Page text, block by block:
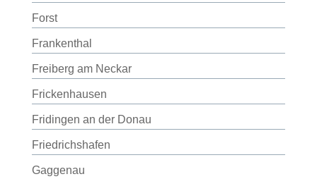
Forst
Frankenthal
Freiberg am Neckar
Frickenhausen
Fridingen an der Donau
Friedrichshafen
Gaggenau